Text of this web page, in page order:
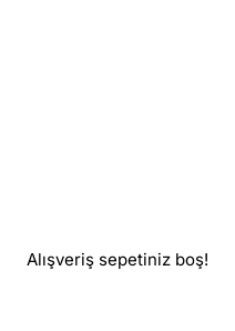
Alışveriş sepetiniz boş!